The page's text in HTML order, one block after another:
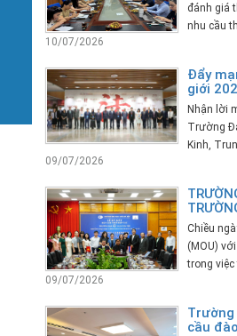
đánh giá
nhu cầu
10/07/2026
Đẩy
giới
Nhận lời
Trường
Kinh,
09/07/2026
Chiều
(MOU)
trong việc
09/07/2026
Trường
cầu